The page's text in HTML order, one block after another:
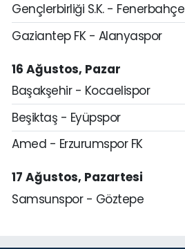
Gençlerbirliği S.K. - Fenerbahçe
Gaziantep FK - Alanyaspor
16 Ağustos, Pazar
Başakşehir - Kocaelispor
Beşiktaş - Eyüpspor
Amed - Erzurumspor FK
17 Ağustos, Pazartesi
Samsunspor - Göztepe